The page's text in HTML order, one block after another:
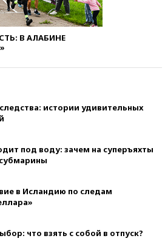
В АЛАБИНЕ
истории удивительных
под воду: зачем на суперъяхты
в Исландию по следам
что взять с собой в отпуск?